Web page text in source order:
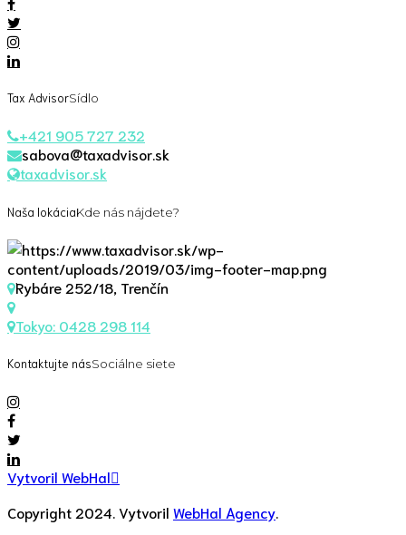
Tax AdvisorSídlo
+421 905 727 232
sabova@taxadvisor.sk
taxadvisor.sk
Naša lokáciaKde nás nájdete?
Rybáre 252/18, Trenčín
Tokyo: 0428 298 114
Kontaktujte násSociálne siete
Vytvoril WebHal
Copyright 2024. Vytvoril WebHal Agency